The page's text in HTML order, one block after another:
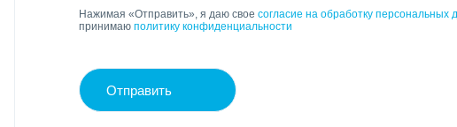
Нажимая «Отправить», я даю свое согласие на обработку персональных
принимаю политику конфиденциальности
Отправить